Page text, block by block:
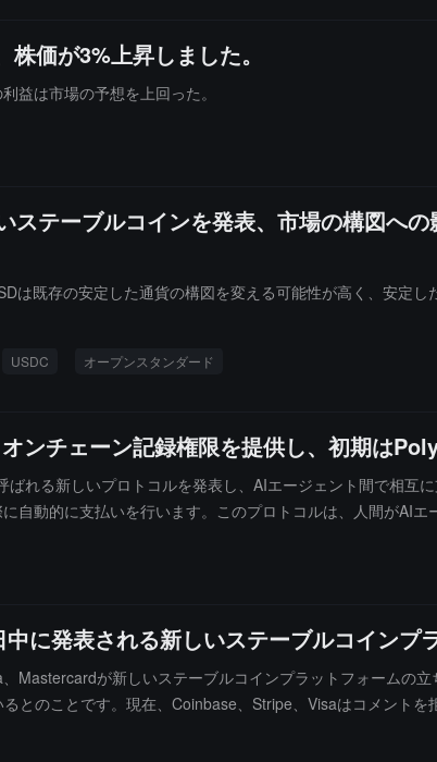
価が3%上昇しました。
益は市場の予想を上回った。
ステーブルコインを発表、市場の構図へ
は既存の安定した通貨の構図を変える可能性が高く、安定
USDC オープンスタンダード
ンチェーン記録権限を提供し、初期は
れる新しいプロトコルを発表し、AIエージェント間で相互
自動的に支払いを行います。このプロトコルは、人間がAI
カードの最高製品責任者であるJorn Lambert氏は、このプ
に発表される新しいステーブルコインプ
Mastercardが新しいステーブルコインプラットフォームの
とのことです。現在、Coinbase、Stripe、Visaはコメント